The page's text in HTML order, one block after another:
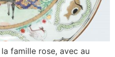
famille rose, avec au